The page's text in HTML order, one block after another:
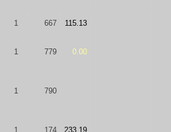
1 667 115.13
1 779 0.00
1 790
1 174 233.19